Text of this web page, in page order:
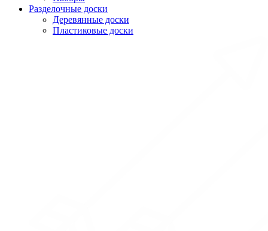
Разделочные доски
Деревянные доски
Пластиковые доски